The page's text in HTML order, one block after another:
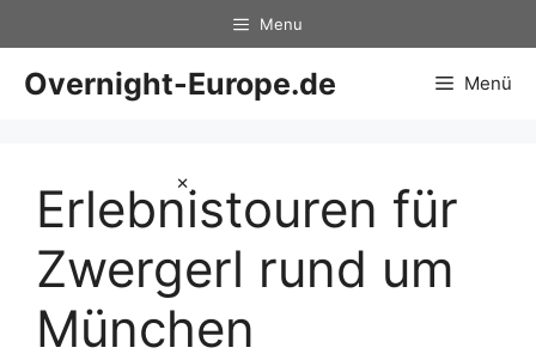
×
Inhalt
springen
Menu
Overnight-Europe.de Menü
Erlebnistouren für
Zwergerl rund um
München